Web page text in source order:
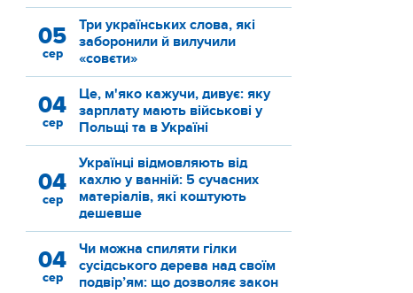
05
сер
Три українських слова, які
заборонили й вилучили
«совєти»
04
сер
Це, м'яко кажучи, дивує: яку
зарплату мають військові у
Польщі та в Україні
04
сер
Українці відмовляють від
кахлю у ванній: 5 сучасних
матеріалів, які коштують
дешевше
04
сер
Чи можна спиляти гілки
сусідського дерева над своїм
подвір’ям: що дозволяє закон